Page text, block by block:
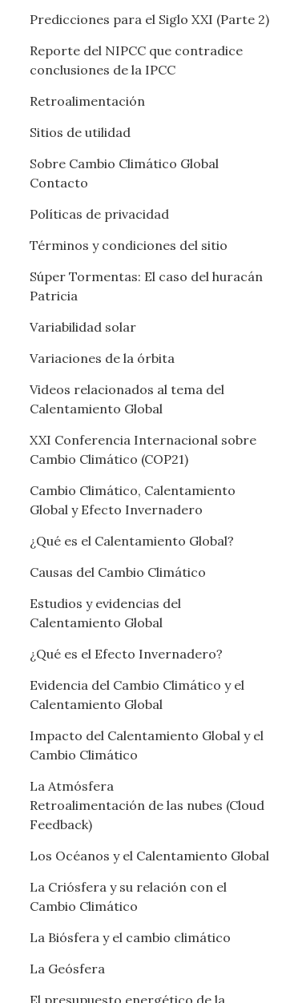
Predicciones para el Siglo XXI (Parte 2)
Reporte del NIPCC que contradice
conclusiones de la IPCC
Retroalimentación
Sitios de utilidad
Sobre Cambio Climático Global
Contacto
Políticas de privacidad
Términos y condiciones del sitio
Súper Tormentas: El caso del huracán
Patricia
Variabilidad solar
Variaciones de la órbita
Videos relacionados al tema del
Calentamiento Global
XXI Conferencia Internacional sobre
Cambio Climático (COP21)
Cambio Climático, Calentamiento
Global y Efecto Invernadero
¿Qué es el Calentamiento Global?
Causas del Cambio Climático
Estudios y evidencias del
Calentamiento Global
¿Qué es el Efecto Invernadero?
Evidencia del Cambio Climático y el
Calentamiento Global
Impacto del Calentamiento Global y el
Cambio Climático
La Atmósfera
Retroalimentación de las nubes (Cloud
Feedback)
Los Océanos y el Calentamiento Global
La Criósfera y su relación con el
Cambio Climático
La Biósfera y el cambio climático
La Geósfera
El presupuesto energético de la